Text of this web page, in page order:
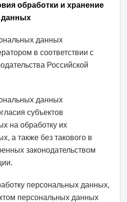
обработки и хранение
данных
данных
в соответствии с
Российской
данных
субъектов
на обработку их
а также без такового в
законодательством
персональных данных,
персональных данных